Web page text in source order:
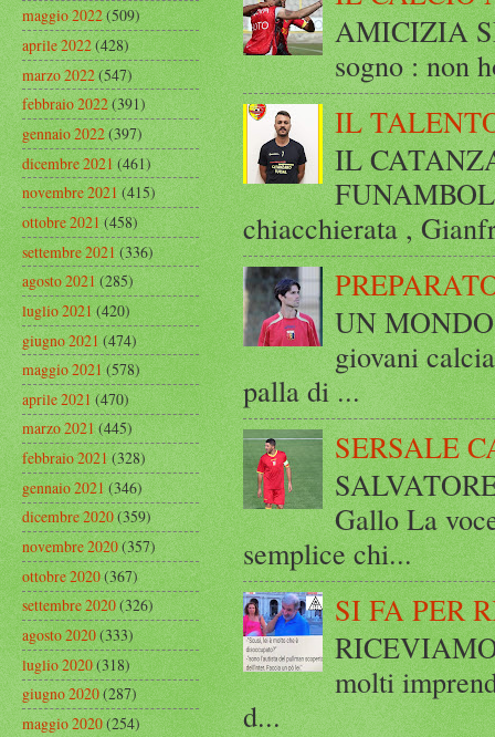
AMICIZIA
sogno : non
IL
IL
chiacchierata ,
UN
giovani
palla di ...
SERSALE
Gallo La
semplice chi...
SI FA PER
molti
d...
maggio 2022(509)
aprile 2022(428)
marzo 2022(547)
febbraio 2022(391)
gennaio 2022(397)
dicembre 2021(461)
novembre 2021(415)
ottobre 2021(458)
settembre 2021(336)
agosto 2021(285)
luglio 2021(420)
giugno 2021(474)
maggio 2021(578)
aprile 2021(470)
marzo 2021(445)
febbraio 2021(328)
gennaio 2021(346)
dicembre 2020(359)
novembre 2020(357)
ottobre 2020(367)
settembre 2020(326)
agosto 2020(333)
luglio 2020(318)
giugno 2020(287)
maggio 2020(254)